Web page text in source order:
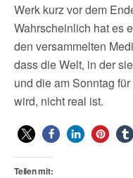
Werk kurz vor dem
Wahrscheinlich hat es
den versammelten
dass die Welt, in der
und die am Sonntag
wird, nicht real ist.
Teilen mit: